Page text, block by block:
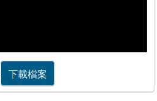
下載檔案